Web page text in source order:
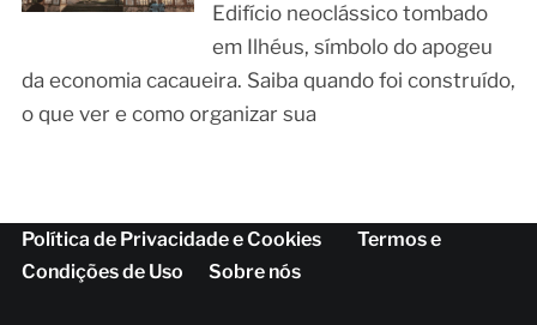
Edifício neoclássico tombado
em Ilhéus, símbolo do apogeu
da economia cacaueira. Saiba quando foi construído,
o que ver e como organizar sua
Política de Privacidade e Cookies
Termos e
Condições de Uso
Sobre nós